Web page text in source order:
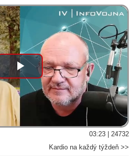
Play
Video
03:23 | 24732
Kardio na každý týždeň >>